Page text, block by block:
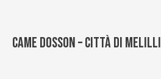
Came Dosson – Città di Melilli